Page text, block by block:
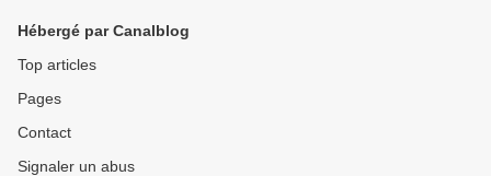
Hébergé par Canalblog
Top articles
Pages
Contact
Signaler un abus